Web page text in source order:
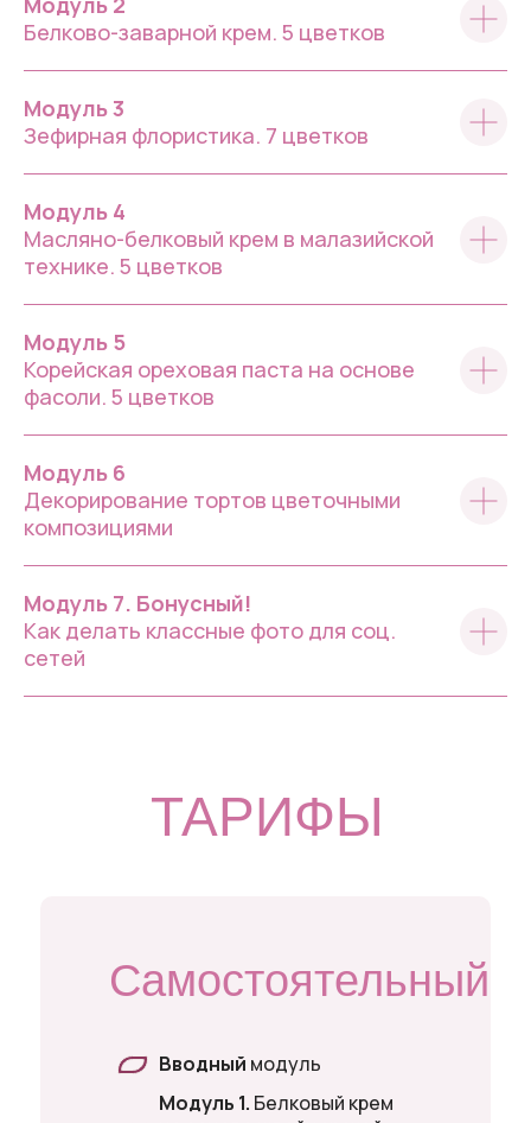
Белково-заварной крем. 5 цветков
Модуль 3
Зефирная флористика. 7 цветков
Модуль 4
Масляно-белковый крем в малазийской
технике. 5 цветков
Модуль 5
Корейская ореховая паста на основе
фасоли. 5 цветков
Модуль 6
Декорирование тортов цветочными
композициями
Модуль 7. Бонусный!
Как делать классные фото для соц.
сетей
ТАРИФЫ
Самостоятельный
Модуль 1. Белковый крем
Вводный модуль